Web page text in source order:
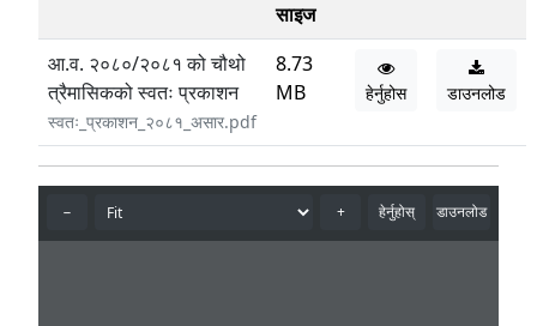
साइज
आ.व. २०८०/२०८१ को चौथो
त्रैमासिकको स्वतः प्रकाशन
स्वतः_प्रकाशन_२०८१_असार.pdf
8.73
MB
हेर्नुहोस डाउनलोड